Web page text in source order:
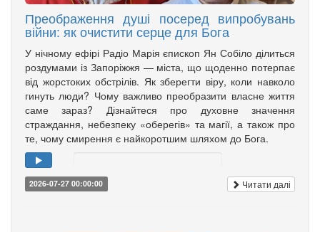
Преображення душі посеред випробувань
війни: як очистити серце для Бога
У нічному ефірі Радіо Марія єпископ Ян Собіло ділиться
роздумами із Запоріжжя — міста, що щоденно потерпає
від жорстоких обстрілів. Як зберегти віру, коли навколо
гинуть люди? Чому важливо преобразити власне життя
саме зараз? Дізнайтеся про духовне значення
страждання, небезпеку «оберегів» та магії, а також про
те, чому смирення є найкоротшим шляхом до Бога.
2026-07-27 00:00:00 Читати далі